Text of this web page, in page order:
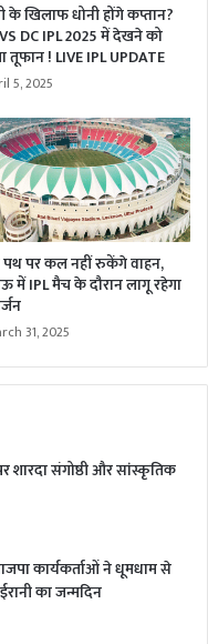
के खिलाफ धोनी होंगे कप्तान?
DC IPL 2025 में देखने को
तूफान ! LIVE IPL UPDATE
5, 2025
पथ पर कल नहीं रुकेंगे वाहन,
में IPL मैच के दौरान लागू रहेगा
31, 2025
शारदा संगोष्ठी और सांस्कृतिक
कार्यकर्ताओं ने धूमधाम से
का जन्मदिन